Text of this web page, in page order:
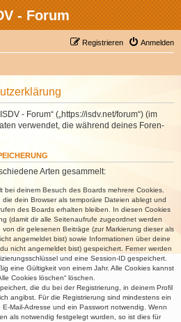
- Forum
Anmelden
Registrieren
- Forum“ („https://isdv.net/forum“) (im
verwendet, die während deines Foren-
Arten gesammelt:
bei deinem Besuch des Boards mehrere Cookies.
dein Browser als temporäre Dateien ablegt und
des Boards erhalten bleiben. In diesen Cookies
(damit dir alle Seitenaufrufe zugeordnet werden
dir gelesenen Beiträge (zur Markierung dieser als
angemeldet bist) sowie Informationen über deine
nicht angemeldet bist) gespeichert. Ferner werden
und eine Session-ID gespeichert.
eine Gültigkeit von einem Jahr. Alle Cookies kannst
Cookies löschen“ löschen.
die du bei der Registrierung, in deinem Profil
angibst. Für die Registrierung sind mindestens ein
Mail-Adresse und ein Passwort notwendig. Wenn
als notwendig festgelegt wurden, so ist dies für